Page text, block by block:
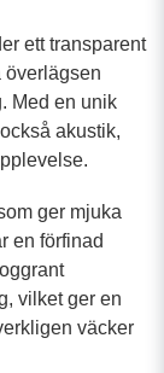
ett transparent
överlägsen
Med en unik
akustik,
ger mjuka
en förfinad
vilket ger en
väcker